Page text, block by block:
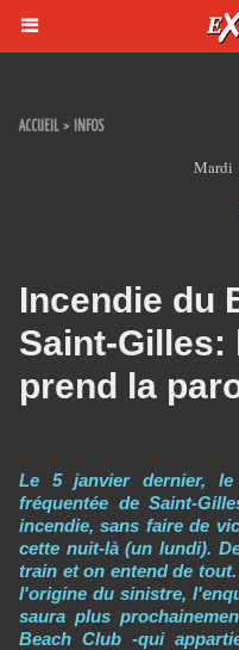
ACCUEIL > INFOS
Mardi
Incendie du
Saint-Gilles:
prend la
Le 5 janvier dernier, le
fréquentée de Saint-
incendie, sans faire de
cette nuit-là (un lundi).
train et on entend de
l'origine du sinistre,
saura plus
Beach Club -qui